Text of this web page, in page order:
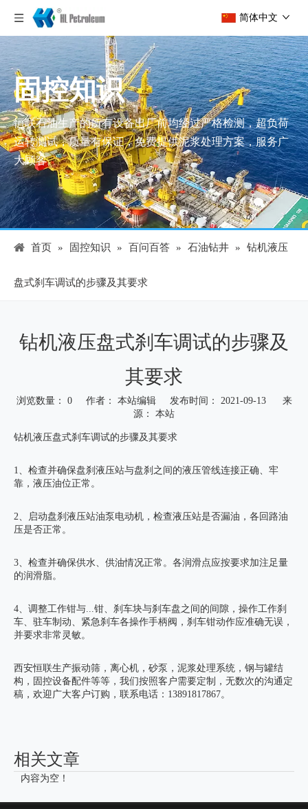
简体中文
固控知识
恒联石油生产的所有设备出厂前均经过严格检测，超负荷
运转测试，质量有保证，免费提供泥浆处理方案，服务广
大顾客。
首页 » 固控知识 » 百问百答 » 石油钻井 » 钻机液压
盘式刹车调试的步骤及其要求
钻机液压盘式刹车调试的步骤及
其要求
浏览数量： 0作者： 本站编辑 发布时间： 2021-09-13 来
源： 本站
["wechat","weibo","qzone","douban","email"]
钻机液压盘式刹车调试的步骤及其要求
1、检查并确保盘刹液压站与盘刹之间的液压管线连接正确、牢
靠，液压油位正常。
2、启动盘刹液压站油泵电动机，检查液压站是否漏油，各回路油
压是否正常。
3、检查并确保供水、供油情况正常。各润滑点应按要求加注足量
的润滑脂。
4、调整工作钳与...钳、刹车块与刹车盘之间的间隙，操作工作刹
车、驻车制动、紧急刹车各操作手柄阀，刹车钳动作应准确无误，
并要求非常灵敏。
西安恒联生产振动筛，离心机，砂泵，泥浆处理系统，钢与罐结
构，固控设备配件等等，我们按照客户需要定制，无数次的沟通定
稿，欢迎广大客户订购，联系电话：13891817867。
相关文章
内容为空！